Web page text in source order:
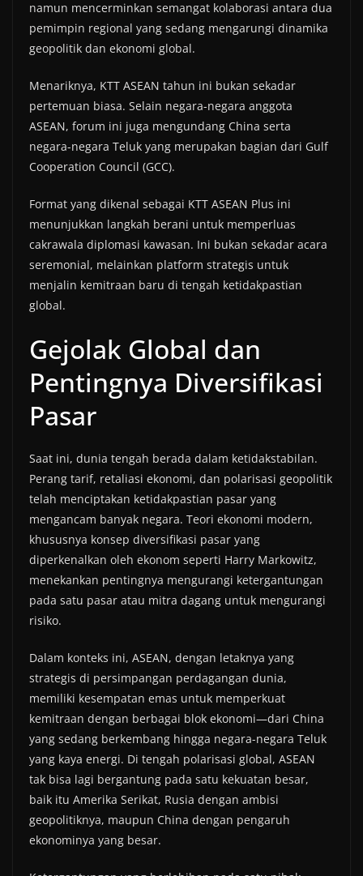
namun mencerminkan semangat kolaborasi antara dua
pemimpin regional yang sedang mengarungi dinamika
geopolitik dan ekonomi global.
Menariknya, KTT ASEAN tahun ini bukan sekadar
pertemuan biasa. Selain negara-negara anggota
ASEAN, forum ini juga mengundang China serta
negara-negara Teluk yang merupakan bagian dari Gulf
Cooperation Council (GCC).
Format yang dikenal sebagai KTT ASEAN Plus ini
menunjukkan langkah berani untuk memperluas
cakrawala diplomasi kawasan. Ini bukan sekadar acara
seremonial, melainkan platform strategis untuk
menjalin kemitraan baru di tengah ketidakpastian
global.
Gejolak Global dan
Pentingnya Diversifikasi
Pasar
Saat ini, dunia tengah berada dalam ketidakstabilan.
Perang tarif, retaliasi ekonomi, dan polarisasi geopolitik
telah menciptakan ketidakpastian pasar yang
mengancam banyak negara. Teori ekonomi modern,
khususnya konsep diversifikasi pasar yang
diperkenalkan oleh ekonom seperti Harry Markowitz,
menekankan pentingnya mengurangi ketergantungan
pada satu pasar atau mitra dagang untuk mengurangi
risiko.
Dalam konteks ini, ASEAN, dengan letaknya yang
strategis di persimpangan perdagangan dunia,
memiliki kesempatan emas untuk memperkuat
kemitraan dengan berbagai blok ekonomi—dari China
yang sedang berkembang hingga negara-negara Teluk
yang kaya energi. Di tengah polarisasi global, ASEAN
tak bisa lagi bergantung pada satu kekuatan besar,
baik itu Amerika Serikat, Rusia dengan ambisi
geopolitiknya, maupun China dengan pengaruh
ekonominya yang besar.